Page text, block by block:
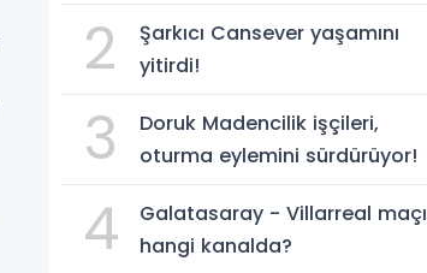
2
Şarkıcı Cansever yaşamını
yitirdi!
3
Doruk Madencilik işçileri,
oturma eylemini sürdürüyor!
4
Galatasaray - Villarreal maçı
hangi kanalda?